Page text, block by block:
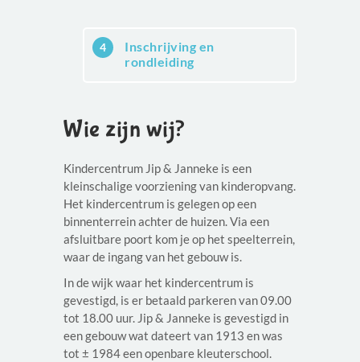
Inschrijving en
rondleiding
4
Wie zijn wij?
Kindercentrum Jip & Janneke is een
kleinschalige voorziening van kinderopvang.
Het kindercentrum is gelegen op een
binnenterrein achter de huizen. Via een
afsluitbare poort kom je op het speelterrein,
waar de ingang van het gebouw is.
In de wijk waar het kindercentrum is
gevestigd, is er betaald parkeren van 09.00
tot 18.00 uur. Jip & Janneke is gevestigd in
een gebouw wat dateert van 1913 en was
tot ± 1984 een openbare kleuterschool.